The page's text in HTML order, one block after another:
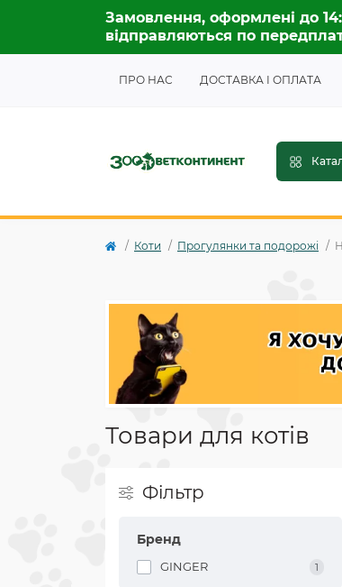
Замовлення, оформлені до
відправляються по
ПРО НАС ДОСТАВКА І ОПЛАТА
Коти Прогулянки та подорожі
Товари для котів
Фільтр
Бренд
GINGER 1